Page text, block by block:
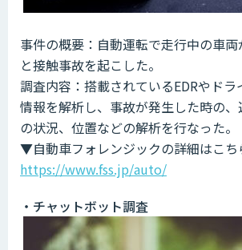
事件の概要：自動運転で走行中の車
と接触事故を起こした。
調査内容：搭載されているEDRやド
情報を解析し、事故が発生した時の
の状況、位置などの解析を行なった。
▼自動車フォレンジックの詳細はこち
https://www.fss.jp/auto/
・チャットボット調査